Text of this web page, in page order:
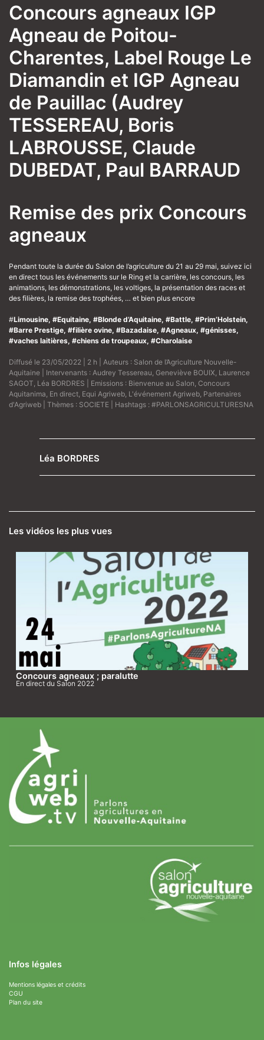
Concours agneaux IGP
Agneau de Poitou-
Charentes, Label Rouge Le
Diamandin et IGP Agneau
de Pauillac (Audrey
TESSEREAU, Boris
LABROUSSE, Claude
DUBEDAT, Paul BARRAUD
Remise des prix Concours
agneaux
Pendant toute la durée du Salon de l’agriculture du 21 au 29 mai, suivez ici
en direct tous les événements sur le Ring et la carrière, les concours, les
animations, les démonstrations, les voltiges, la présentation des races et
des filières, la remise des trophées, … et bien plus encore
#Limousine, #Equitaine, #Blonde d’Aquitaine, #Battle, #Prim’Holstein,
#Barre Prestige, #filière ovine, #Bazadaise, #Agneaux, #génisses,
#vaches laitières, #chiens de troupeaux, #Charolaise
Diffusé le 23/05/2022 | 2 h | Auteurs : Salon de l’Agriculture Nouvelle-
Aquitaine | Intervenants : Audrey Tessereau Geneviève BOUIX Laurence
SAGOT Léa BORDRES | Emissions : Bienvenue au Salon Concours
Aquitanima En direct Equi Agriweb L'événement Agriweb Partenaires
d'Agriweb | Thèmes : SOCIETE | Hashtags : #PARLONSAGRICULTURESNA
Léa BORDRES
Les vidéos les plus vues
Concours agneaux ; paralutte
En direct du Salon 2022
Infos légales
Mentions légales et crédits
CGU
Plan du site